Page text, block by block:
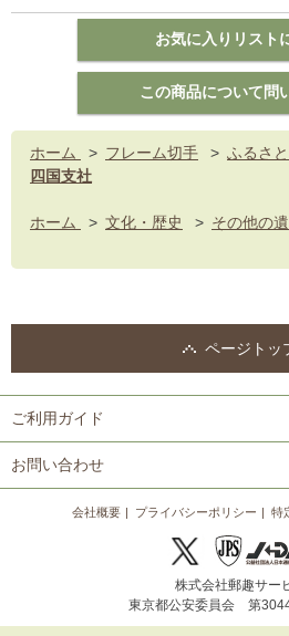
ホーム > フレーム切手 > ふるさ
四国支社
ホーム > 文化・歴史 > その他の
ページトッ
ご利用ガイド
お問い合わせ
会社概要 プライバシーポリシー 特
株式会社郵趣サー
東京都公安委員会 第